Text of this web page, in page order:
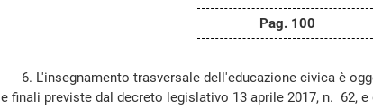
Pag. 100
6. L'insegnamento trasversale dell'educazione civica è
e finali previste dal decreto legislativo 13 aprile 2017, n. 62,